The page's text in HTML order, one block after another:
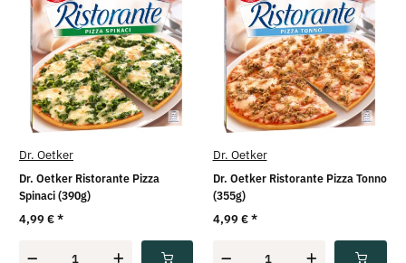
Dr. Oetker
Dr. Oetker Ristorante Pizza
Spinaci (390g)
4,99 €*
Dr. Oetker
Dr. Oetker Ristorante Pizza Tonno
(355g)
4,99 €*